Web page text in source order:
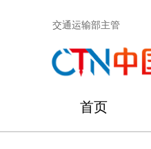
交通运输部主管
首页